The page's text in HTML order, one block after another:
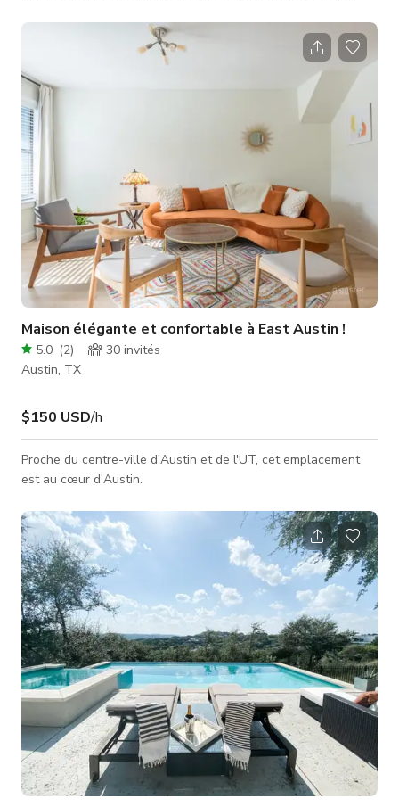
il combine un design luxueux avec un charme western à
quelques minutes du centre-ville. CARACTÉRISTIQUES -
Espace intérieur : 5 000 sq ft - Caractéristiques extérieures : 2
piscines cowboy chauffées/refroidies, écran de cinéma
extérieur de
Maison élégante et confortable à East Austin !
5.0 (2) 30 invités
Austin, TX
$150 USD/h
Proche du centre-ville d'Austin et de l'UT, cet emplacement
est au cœur d'Austin.